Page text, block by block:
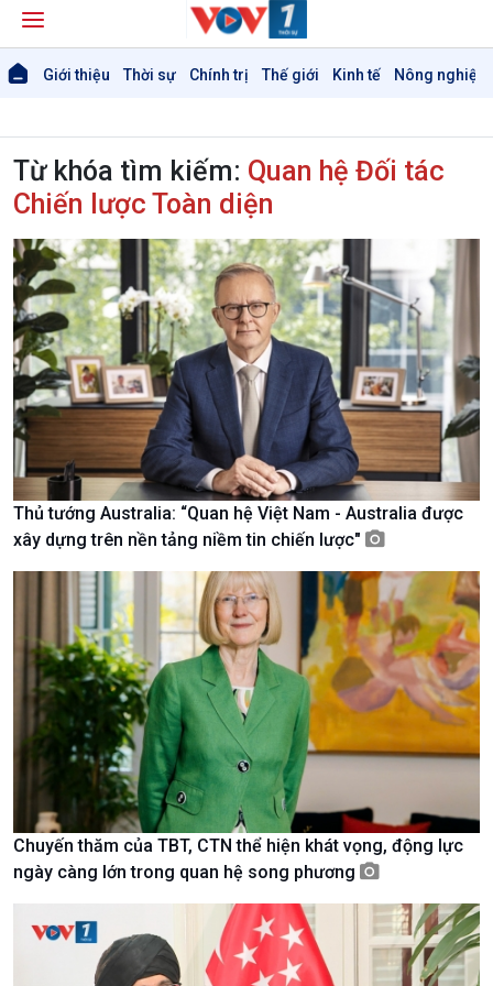
Giới thiệu Thời sự Chính trị Thế giới Kinh tế Nông nghiệp
Giới thiệu
Thời sự
Thời sự 6h
Thời sự 12h
Thời sự 18h
Thời sự 21h30
Bản tin
Chuyên mục
Theo dòng Thời sự
Từ khóa tìm kiếm: Quan hệ Đối tác
Chiến lược Toàn diện
Thủ tướng Australia: “Quan hệ Việt Nam - Australia được
xây dựng trên nền tảng niềm tin chiến lược"
Chuyến thăm của TBT, CTN thể hiện khát vọng, động lực
ngày càng lớn trong quan hệ song phương